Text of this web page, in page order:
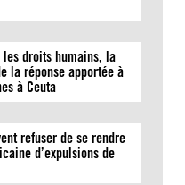
droits humains, la
la réponse apportée à
à Ceuta
refuser de se rendre
d’expulsions de